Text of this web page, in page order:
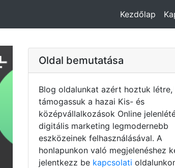
Kezdőlap
Oldal bemutatása
Blog oldalunkat azért hoztuk létre,
támogassuk a hazai Kis- és
középvállalkozások Online
digitális marketing legmodernebb
eszközeinek felhasználásával. A
honlapunkon való megjelenéshez
jelentkezz be kapcsolati